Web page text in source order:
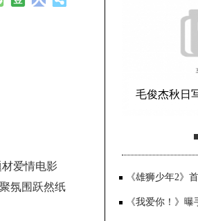
爱情电影
氛围跃然纸
毛俊杰秋日
《雄狮少年2》
《我爱你！》